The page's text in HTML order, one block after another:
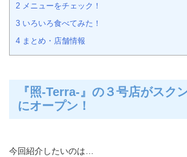
2 メニューをチェック！
3 いろいろ食べてみた！
4 まとめ・店舗情報
『照-Terra-』の３号店がスク
にオープン！
今回紹介したいのは…